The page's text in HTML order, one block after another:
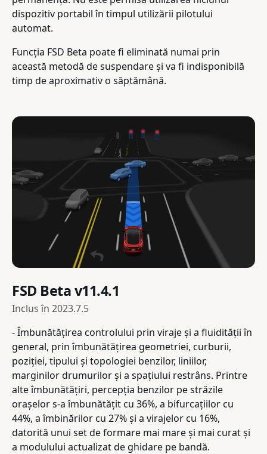
dispozitiv portabil în timpul utilizării pilotului
automat.
Funcția FSD Beta poate fi eliminată numai prin
această metodă de suspendare și va fi indisponibilă
timp de aproximativ o săptămână.
FSD Beta v11.4.1
Inclus în 2023.7.5
- Îmbunătățirea controlului prin viraje și a fluidității în
general, prin îmbunătățirea geometriei, curburii,
poziției, tipului și topologiei benzilor, liniilor,
marginilor drumurilor și a spațiului restrâns. Printre
alte îmbunătățiri, percepția benzilor pe străzile
orașelor s-a îmbunătățit cu 36%, a bifurcațiilor cu
44%, a îmbinărilor cu 27% și a virajelor cu 16%,
datorită unui set de formare mai mare și mai curat și
a modulului actualizat de ghidare pe bandă.